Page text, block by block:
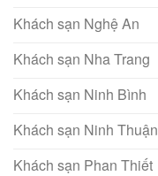
Khách sạn Nghệ An
Khách sạn Nha Trang
Khách sạn Ninh Bình
Khách sạn Ninh Thuận
Khách sạn Phan Thiết